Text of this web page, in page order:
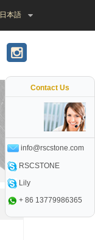
日本語
Contact Us
info@rscstone.com
RSCSTONE
Lily
+ 86 13779986365